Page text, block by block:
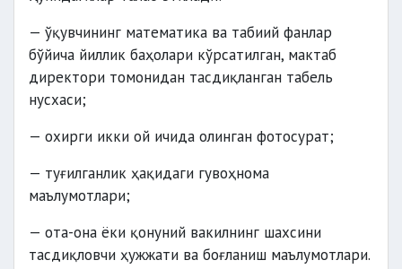
— ўқувчининг математика ва табиий фанлар
бўйича йиллик баҳолари кўрсатилган, мактаб
директори томонидан тасдиқланган табель
нусхаси;
— охирги икки ой ичида олинган фотосурат;
— туғилганлик ҳақидаги гувоҳнома
маълумотлари;
— ота-она ёки қонуний вакилнинг шахсини
тасдиқловчи ҳужжати ва боғланиш маълумотлари.